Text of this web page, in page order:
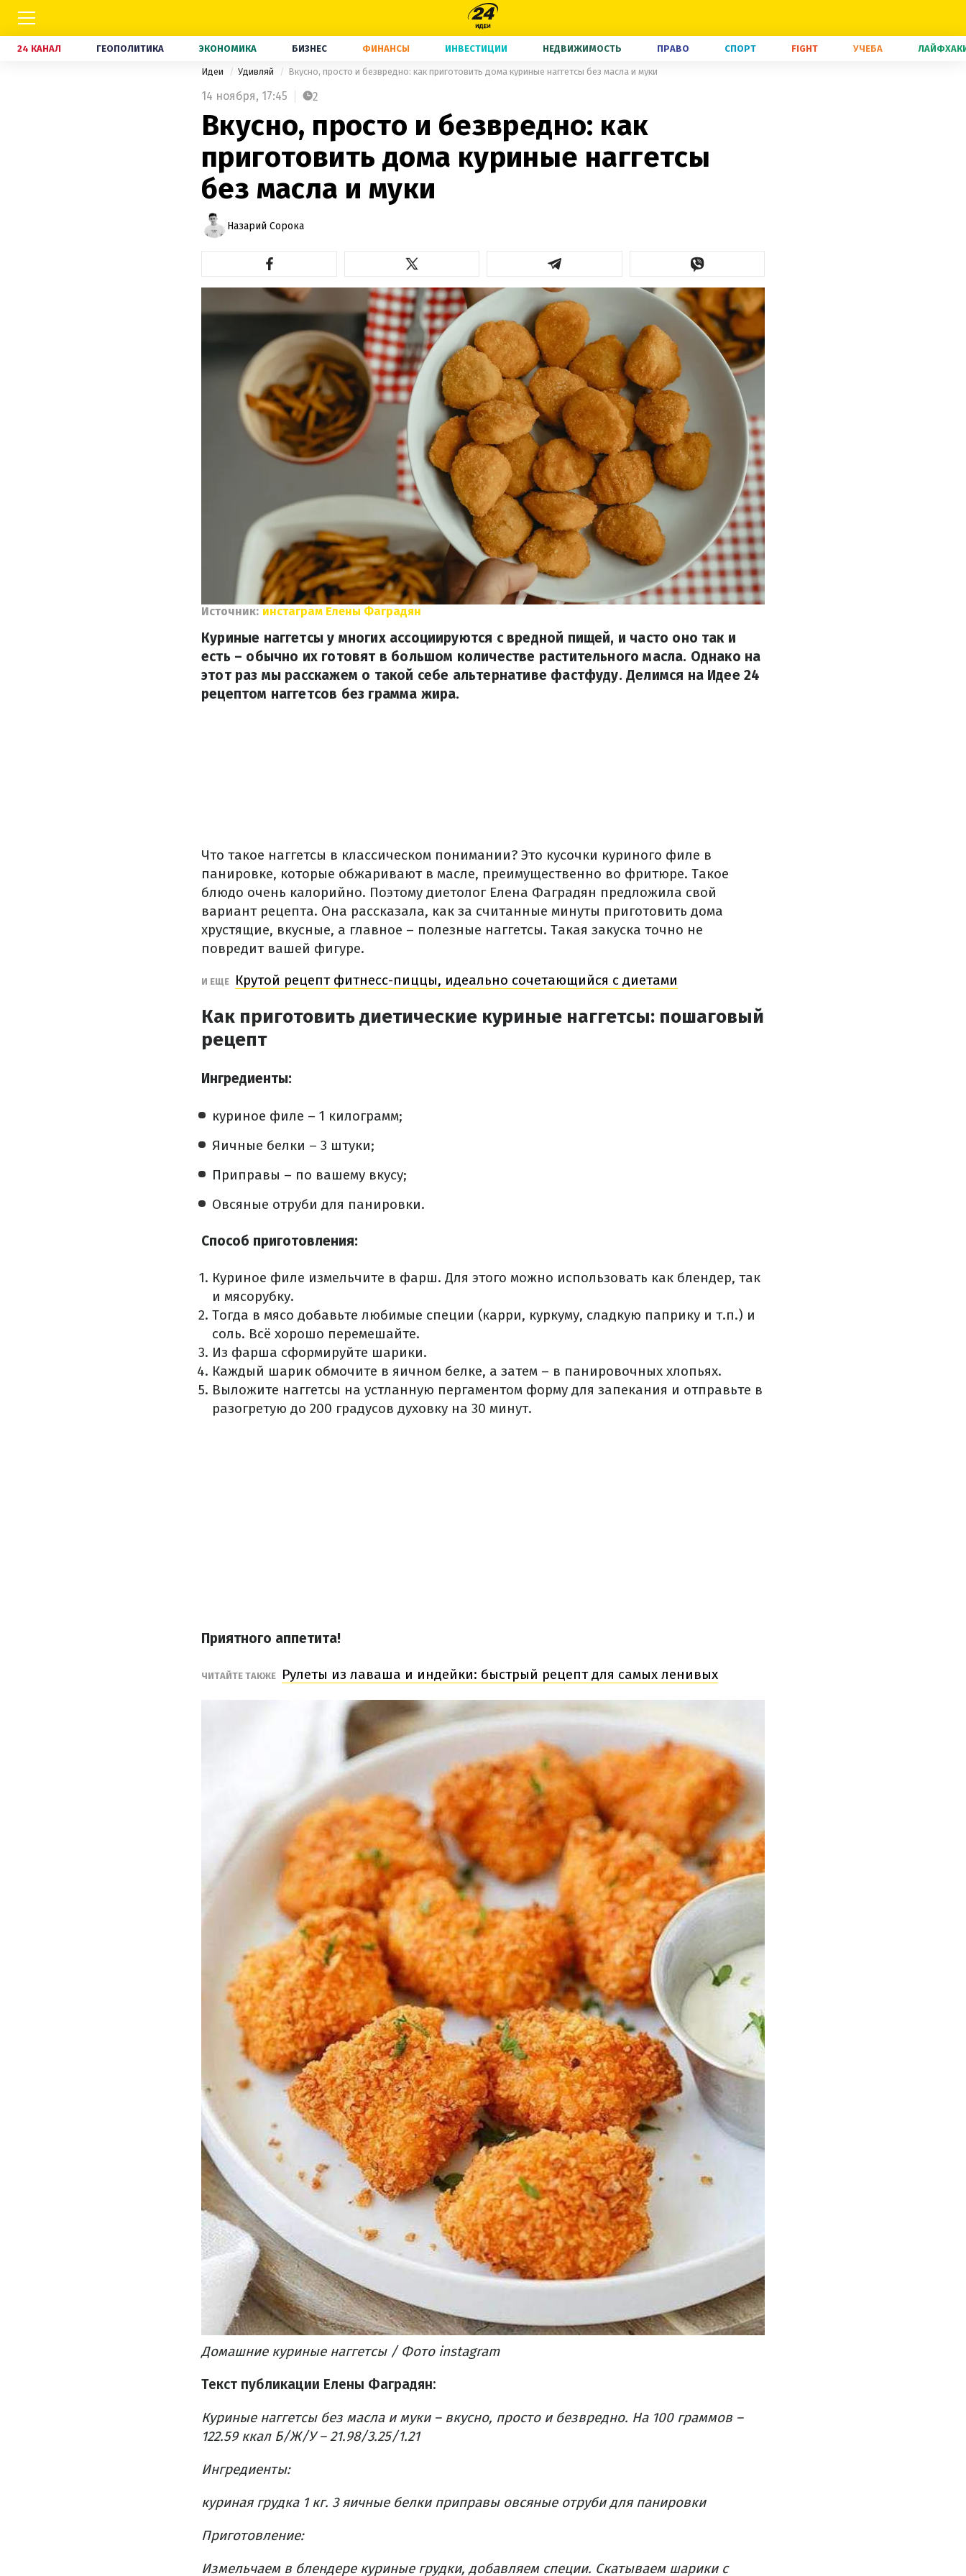
24 КАНАЛ ГЕОПОЛИТИКА ЭКОНОМИКА БИЗНЕС ФИНАНСЫ ИНВЕСТИЦИИ НЕДВИЖИМОСТЬ ПРАВО СПОРТ FIGHT УЧЕБА
Идеи Удивляй Вкусно, просто и безвредно: как приготовить дома куриные наггетсы без масла и муки
14 ноября, 17:45 2
Вкусно, просто и безвредно: как
приготовить дома куриные наггетсы
без масла и муки
Назарий Сорока
Источник: инстаграм Елены Фаградян
Куриные наггетсы у многих ассоциируются с вредной пищей, и часто оно так и
есть – обычно их готовят в большом количестве растительного масла. Однако на
этот раз мы расскажем о такой себе альтернативе фастфуду. Делимся на Идее 24
рецептом наггетсов без грамма жира.
Что такое наггетсы в классическом понимании? Это кусочки куриного филе в
панировке, которые обжаривают в масле, преимущественно во фритюре. Такое
блюдо очень калорийно. Поэтому диетолог Елена Фаградян предложила свой
вариант рецепта. Она рассказала, как за считанные минуты приготовить дома
хрустящие, вкусные, а главное – полезные наггетсы. Такая закуска точно не
повредит вашей фигуре.
И ЕЩЕ Крутой рецепт фитнесс-пиццы, идеально сочетающийся с диетами
Как приготовить диетические куриные наггетсы: пошаговый
рецепт
Ингредиенты:
куриное филе – 1 килограмм;
Яичные белки – 3 штуки;
Приправы – по вашему вкусу;
Овсяные отруби для панировки.
Способ приготовления:
Куриное филе измельчите в фарш. Для этого можно использовать как блендер, так
и мясорубку.
Тогда в мясо добавьте любимые специи (карри, куркуму, сладкую паприку и т.п.) и
соль. Всё хорошо перемешайте.
Из фарша сформируйте шарики.
Каждый шарик обмочите в яичном белке, а затем – в панировочных хлопьях.
Выложите наггетсы на устланную пергаментом форму для запекания и отправьте в
разогретую до 200 градусов духовку на 30 минут.
Приятного аппетита!
ЧИТАЙТЕ ТАКЖЕ Рулеты из лаваша и индейки: быстрый рецепт для самых ленивых
Домашние куриные наггетсы / Фото instagram
Текст публикации Елены Фаградян:
Куриные наггетсы без масла и муки – вкусно, просто и безвредно. На 100 граммов –
122.59 ккал Б/Ж/У – 21.98/3.25/1.21
Ингредиенты:
куриная грудка 1 кг. 3 яичные белки приправы овсяные отруби для панировки
Приготовление:
Измельчаем в блендере куриные грудки, добавляем специи. Скатываем шарики с